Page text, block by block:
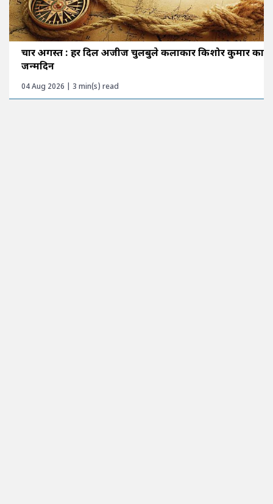
चार अगस्त : हर दिल अजीज चुलबुले कलाकार किशोर कुमार का
जन्मदिन
04 Aug 2026 | 3 min(s) read